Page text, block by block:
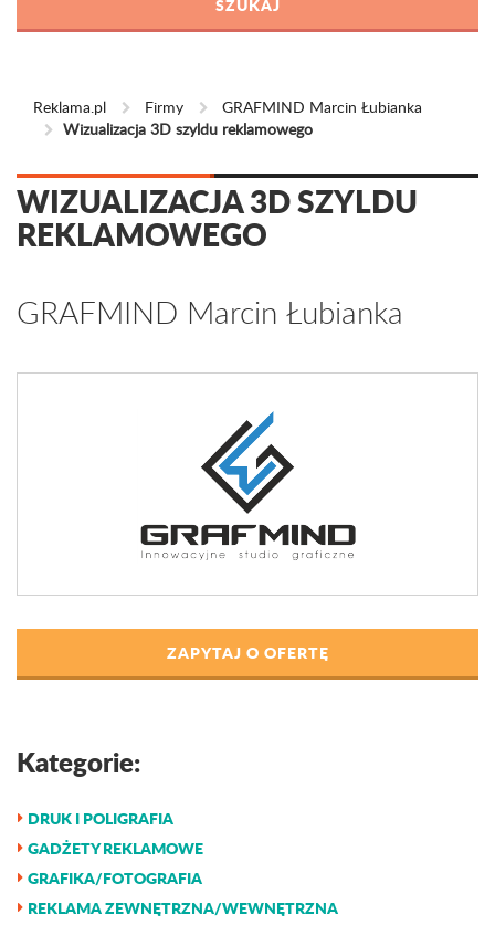
Reklama.pl Firmy
GRAFMIND Marcin Łubianka
Wizualizacja 3D szyldu reklamowego
WIZUALIZACJA 3D SZYLDU
REKLAMOWEGO
GRAFMIND Marcin Łubianka
ZAPYTAJ O OFERTĘ
Kategorie:
DRUK I POLIGRAFIA
GADŻETY REKLAMOWE
GRAFIKA/FOTOGRAFIA
REKLAMA ZEWNĘTRZNA/WEWNĘTRZNA